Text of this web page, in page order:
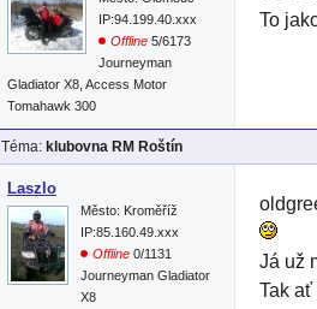
IP:94.199.40.xxx
Offline 5/6173
Journeyman
Gladiator X8, Access Motor
Tomahawk 300
To
Téma: klubovna RM Roštín
Laszlo
Město: Kroměříž
IP:85.160.49.xxx
Offline 0/1131
Journeyman Gladiator
X8
Já už
Tak